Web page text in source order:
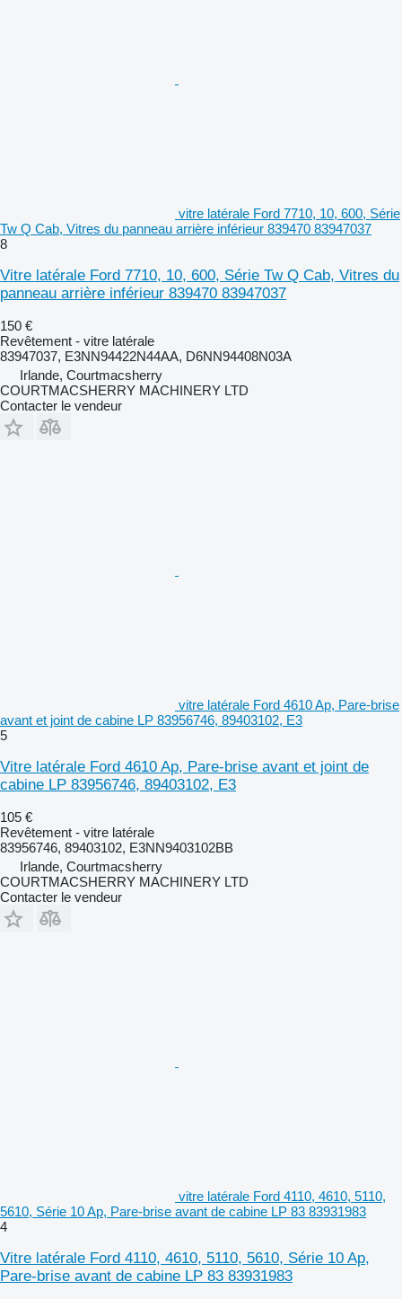
vitre latérale Ford 7710, 10, 600, Série
Tw Q Cab, Vitres du panneau arrière inférieur 839470 83947037
8
Vitre latérale Ford 7710, 10, 600, Série Tw Q Cab, Vitres du
panneau arrière inférieur 839470 83947037
150 €
Revêtement - vitre latérale
83947037, E3NN94422N44AA, D6NN94408N03A
Irlande, Courtmacsherry
COURTMACSHERRY MACHINERY LTD
Contacter le vendeur
vitre latérale Ford 4610 Ap, Pare-brise
avant et joint de cabine LP 83956746, 89403102, E3
5
Vitre latérale Ford 4610 Ap, Pare-brise avant et joint de
cabine LP 83956746, 89403102, E3
105 €
Revêtement - vitre latérale
83956746, 89403102, E3NN9403102BB
Irlande, Courtmacsherry
COURTMACSHERRY MACHINERY LTD
Contacter le vendeur
vitre latérale Ford 4110, 4610, 5110,
5610, Série 10 Ap, Pare-brise avant de cabine LP 83 83931983
4
Vitre latérale Ford 4110, 4610, 5110, 5610, Série 10 Ap,
Pare-brise avant de cabine LP 83 83931983